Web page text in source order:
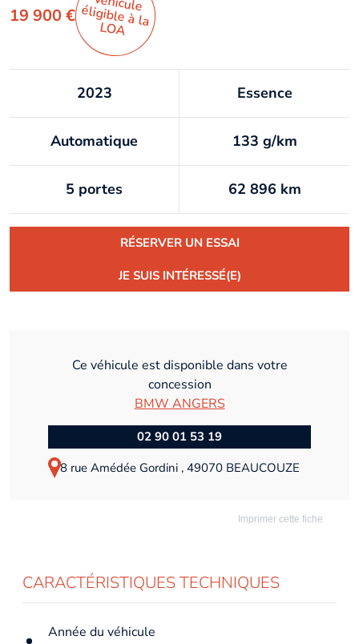
19 900 €
LO
A
2023 Essence
Automatique 133 g/km
5 portes 62 896 km
RÉSERVER UN ESSAI
JE SUIS INTÉRESSÉ(E)
Ce véhicule est disponible dans votre
concession
BMW ANGERS
02 90 01 53 19
8 rue Amédée Gordini , 49070 BEAUCOUZE
Imprimer cette fiche
CARACTÉRISTIQUES TECHNIQUES
Année du véhicule